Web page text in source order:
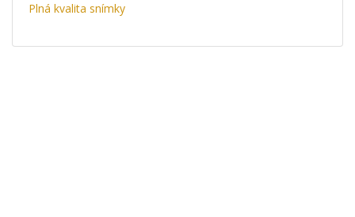
Plná kvalita snímky